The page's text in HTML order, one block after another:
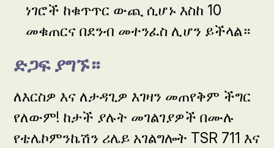
ነገሮች ከቁጥጥር ውጪ ሲሆኑ እስከ 10
መቁጠርና በደንብ መተንፈስ ሊሆን ይችላል።
ድጋፍ ያግኙ።
ለእርስዎ እና ለታዳጊዎ እገዛን መጠየቅም ችግር
የለውም! ከታች ያሉት መገልገያዎች በሙሉ
የቴሌኮምንኬሽን ሪሌይ አገልግሎት TSR 711 እና